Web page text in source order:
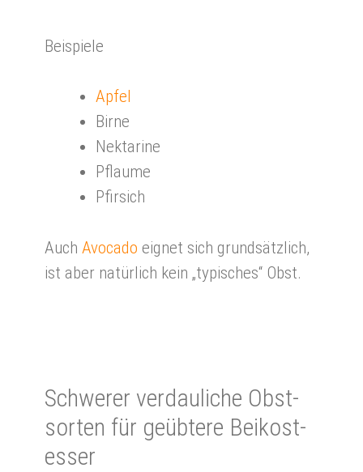
Beispiele
Apfel
Birne
Nektarine
Pflaume
Pfirsich
Auch Avocado eignet sich grundsätzlich,
ist aber natürlich kein „typisches“ Obst.
Schwe­rer ver­dau­liche Obst­
sor­ten für ge­üb­te­re Bei­kost­
esser